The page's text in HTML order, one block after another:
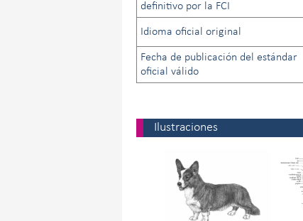
definitivo por la FCI
Idioma oficial original
Fecha de publicación del estándar
oficial válido
Ilustraciones